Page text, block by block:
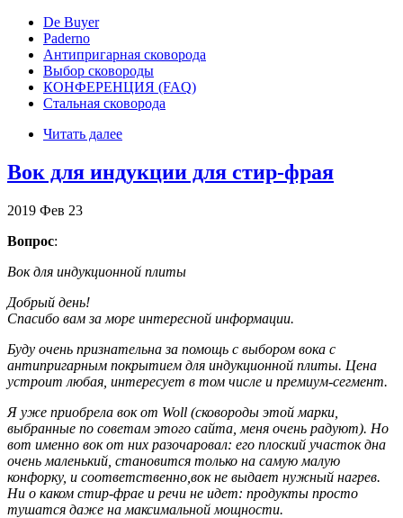
De Buyer
Paderno
Антипригарная сковорода
Выбор сковороды
КОНФЕРЕНЦИЯ (FAQ)
Стальная сковорода
Читать далее
Вок для индукции для стир-фрая
2019 Фев 23
Вопрос:
Вок для индукционной плиты
Добрый день!
Спасибо вам за море интересной информации.
Буду очень признательна за помощь с выбором вока с
антипригарным покрытием для индукционной плиты. Цена
устроит любая, интересует в том числе и премиум-сегмент.
Я уже приобрела вок от Woll (сковороды этой марки,
выбранные по советам этого сайта, меня очень радуют). Но
вот именно вок от них разочаровал: его плоский участок дна
очень маленький, становится только на самую малую
конфорку, и соответственно,вок не выдает нужный нагрев.
Ни о каком стир-фрае и речи не идет: продукты просто
тушатся даже на максимальной мощности.